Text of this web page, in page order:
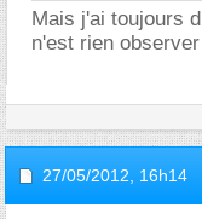
Mais j'ai toujours
n'est rien
27/05/2012, 16h14